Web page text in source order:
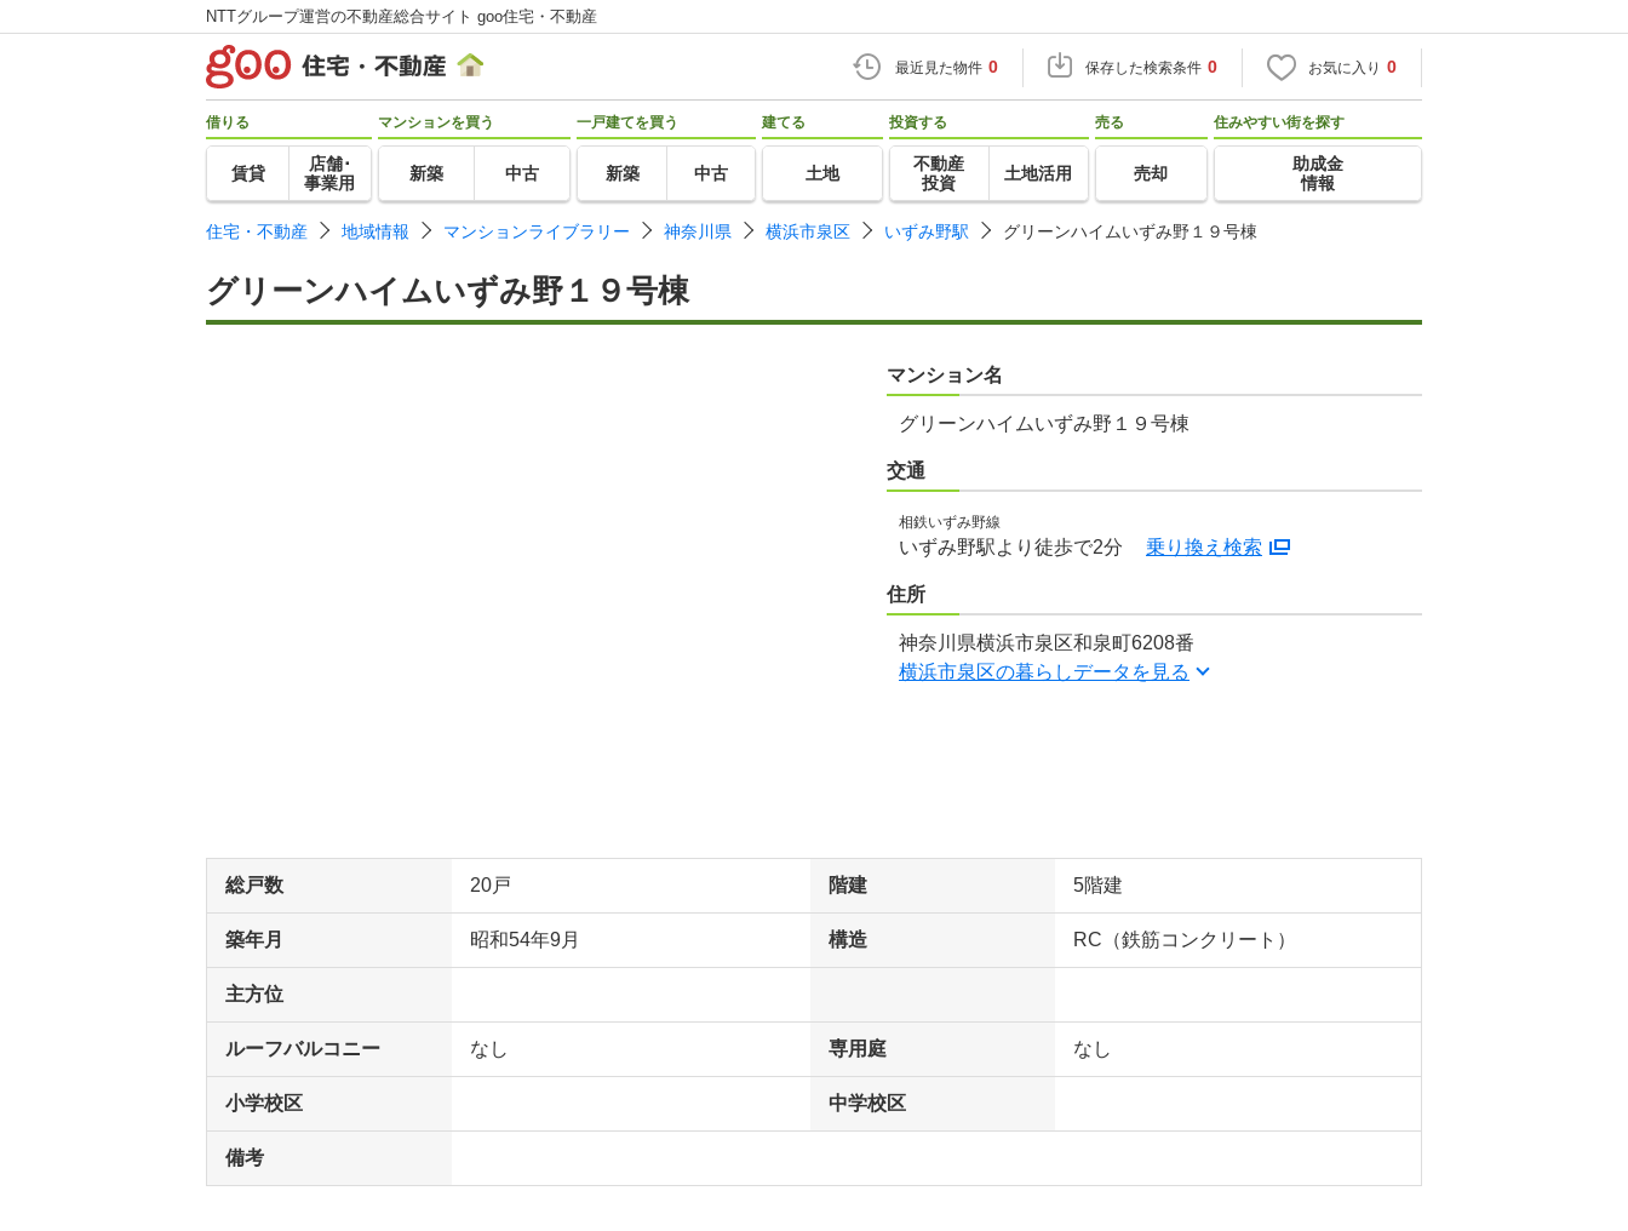
NTTグループ運営の不動産総合サイト goo住宅・不動産
最近見た物件 0 保存した検索条件 0 お気に入り 0
借りる
賃貸
店舗･
事業用
マンションを買う
新築 中古
一戸建てを買う
新築 中古
建てる
土地
投資する
不動産
投資
土地活用
売る
売却
住みやすい街を探す
助成金
情報
住宅・不動産 地域情報 マンションライブラリー 神奈川県 横浜市泉区 いずみ野駅 グリーンハイムいずみ野１９号棟
グリーンハイムいずみ野１９号棟
マンション名
グリーンハイムいずみ野１９号棟
交通
相鉄いずみ野線
いずみ野駅より徒歩で2分 乗り換え検索
住所
神奈川県横浜市泉区和泉町6208番
横浜市泉区の暮らしデータを見る
総戸数 20戸 階建 5階建
築年月 昭和54年9月 構造 RC（鉄筋コンクリート）
主方位
ルーフバルコニー なし 専用庭 なし
小学校区 中学校区
備考